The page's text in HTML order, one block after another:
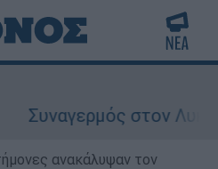
στον Λυκαβηττό:
ανακάλυψαν τον